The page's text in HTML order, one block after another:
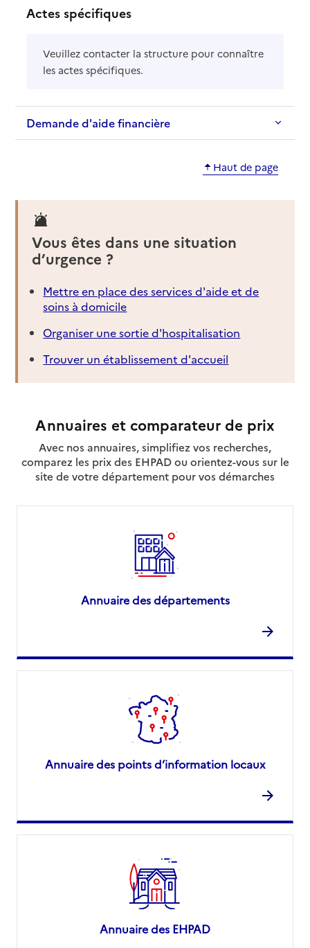
Actes spécifiques
Veuillez contacter la structure pour connaître
les actes spécifiques.
Demande d'aide financière
Haut de page
Vous êtes dans une situation
d’urgence ?
Mettre en place des services d'aide et de
soins à domicile
Organiser une sortie d'hospitalisation
Trouver un établissement d'accueil
Annuaires et comparateur de prix
Avec nos annuaires, simplifiez vos recherches,
comparez les prix des EHPAD ou orientez-vous sur le
site de votre département pour vos démarches
Annuaire des départements
Annuaire des points d’information locaux
Annuaire des EHPAD